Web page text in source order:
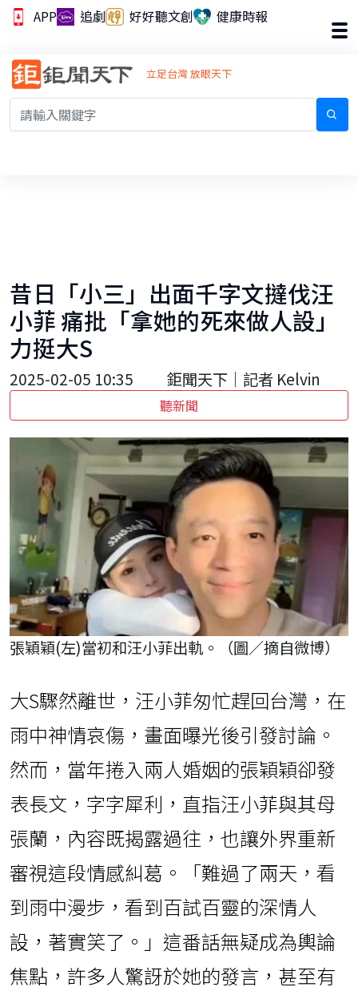
APP 追劇 好好聽文創 健康時報
立足台灣 放眼天下
昔日「小三」出面千字文撻伐汪
小菲 痛批「拿她的死來做人設」
力挺大S
2025-02-05 10:35 鉅聞天下｜記者 Kelvin
聽新聞
張穎穎(左)當初和汪小菲出軌。（圖／摘自微博）
大S驟然離世，汪小菲匆忙趕回台灣，在
雨中神情哀傷，畫面曝光後引發討論。
然而，當年捲入兩人婚姻的張穎穎卻發
表長文，字字犀利，直指汪小菲與其母
張蘭，內容既揭露過往，也讓外界重新
審視這段情感糾葛。「難過了兩天，看
到雨中漫步，看到百試百靈的深情人
設，著實笑了。」這番話無疑成為輿論
焦點，許多人驚訝於她的發言，甚至有